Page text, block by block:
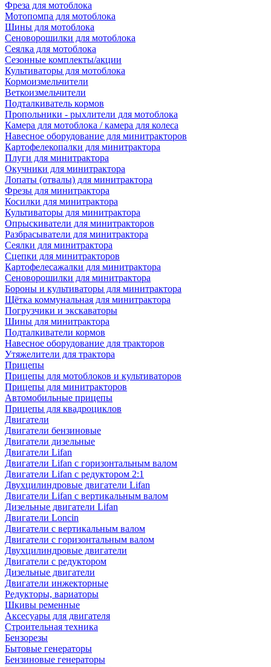
Фреза для мотоблока
Мотопомпа для мотоблока
Шины для мотоблока
Сеноворошилки для мотоблока
Сеялка для мотоблока
Сезонные комплекты/акции
Культиваторы для мотоблока
Кормоизмельчители
Веткоизмельчители
Подталкиватель кормов
Пропольники - рыхлители для мотоблока
Камера для мотоблока / камера для колеса
Навесное оборудование для минитракторов
Картофелекопалки для минитрактора
Плуги для минитрактора
Окучники для минитрактора
Лопаты (отвалы) для минитрактора
Фрезы для минитрактора
Косилки для минитрактора
Культиваторы для минитрактора
Опрыскиватели для минитракторов
Разбрасыватели для минитрактора
Сеялки для минитрактора
Сцепки для минитракторов
Картофелесажалки для минитрактора
Сеноворошилки для минитрактора
Бороны и культиваторы для минитрактора
Щётка коммунальная для минитрактора
Погрузчики и экскаваторы
Шины для минитрактора
Подталкиватели кормов
Навесное оборудование для тракторов
Утяжелители для трактора
Прицепы
Прицепы для мотоблоков и культиваторов
Прицепы для минитракторов
Автомобильные прицепы
Прицепы для квадроциклов
Двигатели
Двигатели бензиновые
Двигатели дизельные
Двигатели Lifan
Двигатели Lifan с горизонтальным валом
Двигатели Lifan с редуктором 2:1
Двухцилиндровые двигатели Lifan
Двигатели Lifan с вертикальным валом
Дизельные двигатели Lifan
Двигатели Loncin
Двигатели с вертикальным валом
Двигатели с горизонтальным валом
Двухцилиндровые двигатели
Двигатели с редуктором
Дизельные двигатели
Двигатели инжекторные
Редукторы, вариаторы
Шкивы ременные
Аксесуары для двигателя
Строительная техника
Бензорезы
Бытовые генераторы
Бензиновые генераторы